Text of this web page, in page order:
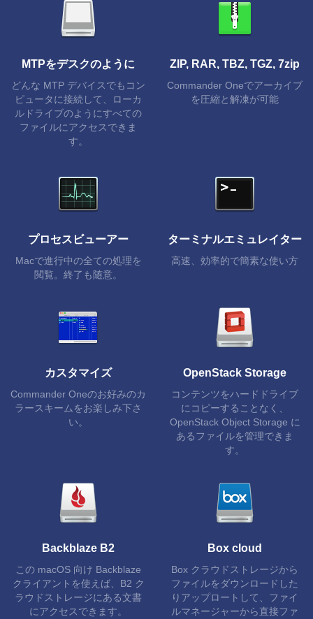
MTPをデスクのように
どんな MTP デバイスでもコン
ピュータに接続して、ローカ
ルドライブのようにすべての
ファイルにアクセスできま
す。
ZIP, RAR, TBZ, TGZ, 7zip
Commander Oneでアーカイブ
を圧縮と解凍が可能
プロセスビューアー
Macで進行中の全ての処理を
閲覧。終了も随意。
ターミナルエミュレイター
高速、効率的で簡素な使い方
カスタマイズ
Commander Oneのお好みのカ
ラースキームをお楽しみ下さ
い。
OpenStack Storage
コンテンツをハードドライブ
にコピーすることなく、
OpenStack Object Storage に
あるファイルを管理できま
す。
Backblaze B2
この macOS 向け Backblaze
クライアントを使えば、B2 ク
ラウドストレージにある文書
にアクセスできます。
Box cloud
Box クラウドストレージから
ファイルをダウンロードした
りアップロートして、ファイ
ルマネージャーから直接ファ